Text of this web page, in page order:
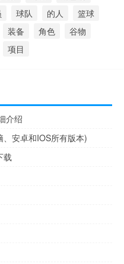
球队 的人
篮球
装备 角色
谷物
项目
介绍
安卓和IOS所有版本)
载